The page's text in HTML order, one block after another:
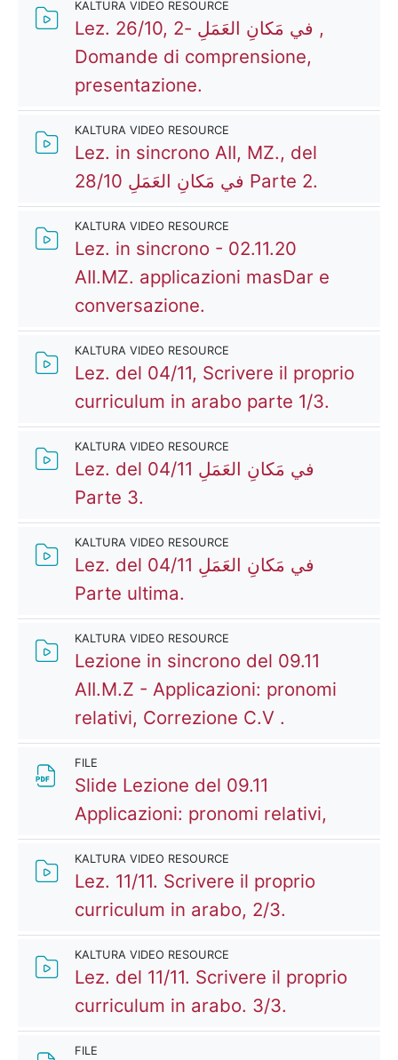
KALTURA VIDEO RESOURCE
Lez. 26/10, في مَكانِ العَمَلِ -2 ,
Domande di comprensione,
presentazione.
KALTURA VIDEO RESOURCE
Lez. in sincrono AII, MZ., del
28/10 في مَكانِ العَمَلِ Parte 2.
KALTURA VIDEO RESOURCE
Lez. in sincrono - 02.11.20
AII.MZ. applicazioni masDar e
conversazione.
KALTURA VIDEO RESOURCE
Lez. del 04/11, Scrivere il proprio
curriculum in arabo parte 1/3.
KALTURA VIDEO RESOURCE
Lez. del 04/11 في مَكانِ العَمَلِ
Parte 3.
KALTURA VIDEO RESOURCE
Lez. del 04/11 في مَكانِ العَمَلِ
Parte ultima.
KALTURA VIDEO RESOURCE
Lezione in sincrono del 09.11
AII.M.Z - Applicazioni: pronomi
relativi, Correzione C.V .
FILE
Slide Lezione del 09.11
Applicazioni: pronomi relativi,
KALTURA VIDEO RESOURCE
Lez. 11/11. Scrivere il proprio
curriculum in arabo, 2/3.
KALTURA VIDEO RESOURCE
Lez. del 11/11. Scrivere il proprio
curriculum in arabo. 3/3.
FILE